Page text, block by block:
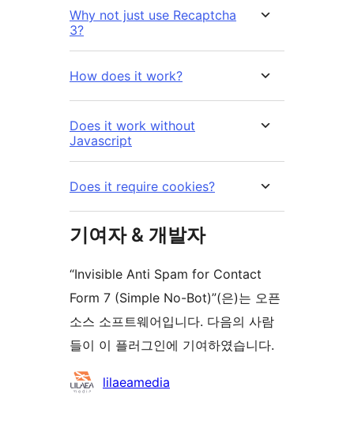
Why not just use Recaptcha
3?
How does it work?
Does it work without
Javascript
Does it require cookies?
기여자 & 개발자
“Invisible Anti Spam for Contact
Form 7 (Simple No-Bot)”(은)는 오픈
소스 소프트웨어입니다. 다음의 사람
들이 이 플러그인에 기여하였습니다.
기
lilaeamedia